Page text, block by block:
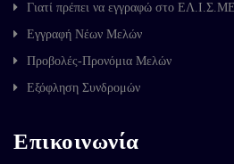
Γιατί πρέπει να εγγραφώ στο
Εγγραφή Νέων Μελών
Προβολές-Προνόμια Μελών
Εξόφληση Συνδρομών
Επικοινωνία